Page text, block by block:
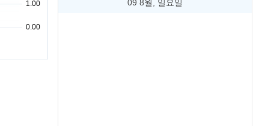
09 8월, 일요일